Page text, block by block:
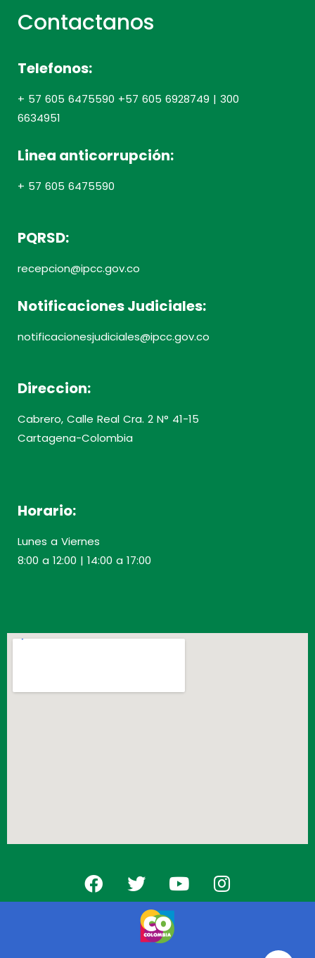
Contactanos
Telefonos:
+ 57 605 6475590 +57 605 6928749 | 300
6634951
Linea anticorrupción:
+ 57 605 6475590
PQRSD:
recepcion@ipcc.gov.co
Notificaciones Judiciales:
notificacionesjudiciales@ipcc.gov.co
Direccion:
Cabrero, Calle Real Cra. 2 N° 41-15
Cartagena-Colombia
Horario:
Lunes a Viernes
8:00 a 12:00 | 14:00 a 17:00